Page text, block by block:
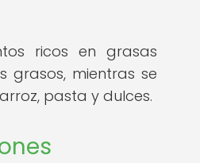
ricos en grasas
grasos, mientras se
pasta y dulces.